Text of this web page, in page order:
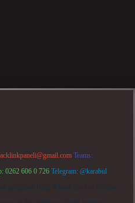
Teams:
0262 606 0 726 Telegram: @karabul